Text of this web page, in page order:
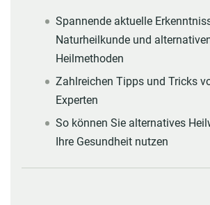
Spannende aktuelle
Naturheilkunde und
Heilmethoden
Zahlreichen Tipps und Tricks
Experten
So können Sie alternatives
Ihre Gesundheit nutzen